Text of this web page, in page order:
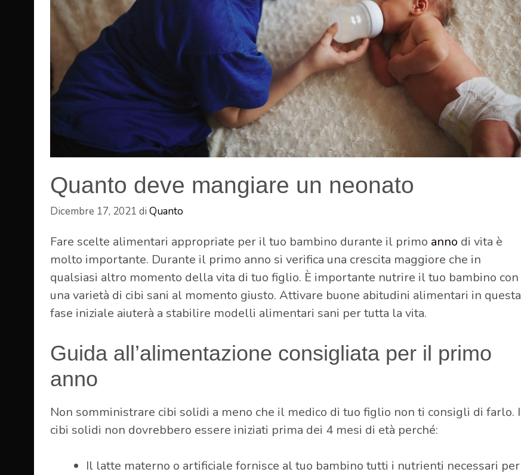
Quanto deve mangiare un neonato
Dicembre 17, 2021 di Quanto
Fare scelte alimentari appropriate per il tuo bambino durante il primo anno di vita è
molto importante. Durante il primo anno si verifica una crescita maggiore che in
qualsiasi altro momento della vita di tuo figlio. È importante nutrire il tuo bambino con
una varietà di cibi sani al momento giusto. Attivare buone abitudini alimentari in questa
fase iniziale aiuterà a stabilire modelli alimentari sani per tutta la vita.
Guida all’alimentazione consigliata per il primo
anno
Non somministrare cibi solidi a meno che il medico di tuo figlio non ti consigli di farlo. I
cibi solidi non dovrebbero essere iniziati prima dei 4 mesi di età perché:
Il latte materno o artificiale fornisce al tuo bambino tutti i nutrienti necessari per